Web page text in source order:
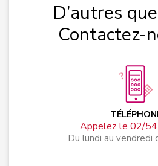
D’autres
Contactez-
Appelez le 02/
Du lundi au vendredi